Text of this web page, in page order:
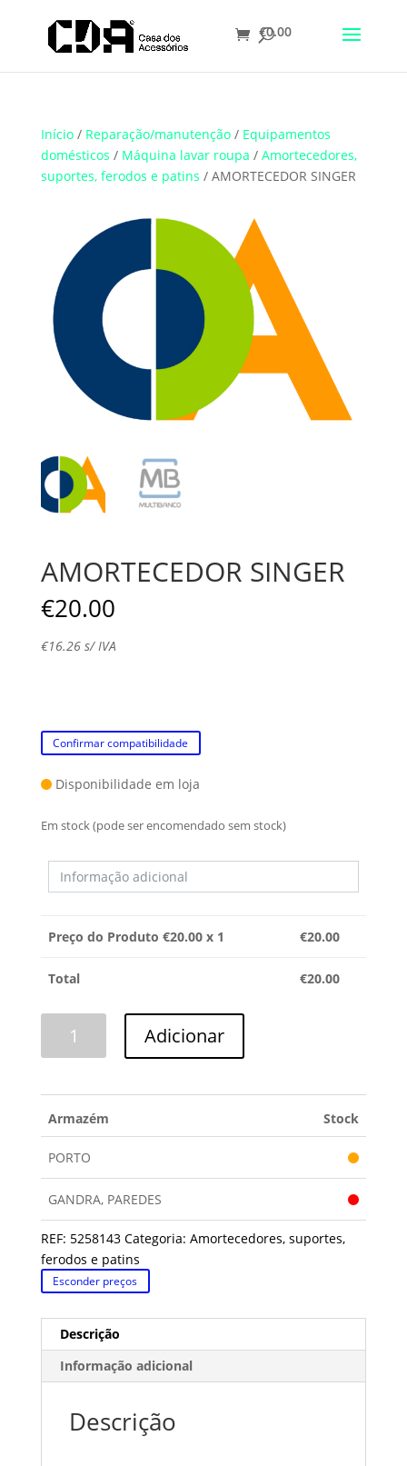
Translate
€0.00
Início/ Reparação/manutenção/ Equipamentos
domésticos / Máquina lavar roupa / Amortecedores,
suportes, ferodos e patins / AMORTECEDOR SINGER
AMORTECEDOR SINGER
€20.00
€16.26s/ IVA
Confirmar compatibilidade
Disponibilidade em loja
Em stock (pode ser encomendado sem stock)
Preço do Produto €20.00 x 1 €20.00
Total €20.00
AMORTECEDOR
Adicionar
Armazém Stock
PORTO
GANDRA, PAREDES
REF: 5258143 Categoria: Amortecedores, suportes,
ferodos e patins
Esconder preços
Descrição
Informação adicional
Descrição